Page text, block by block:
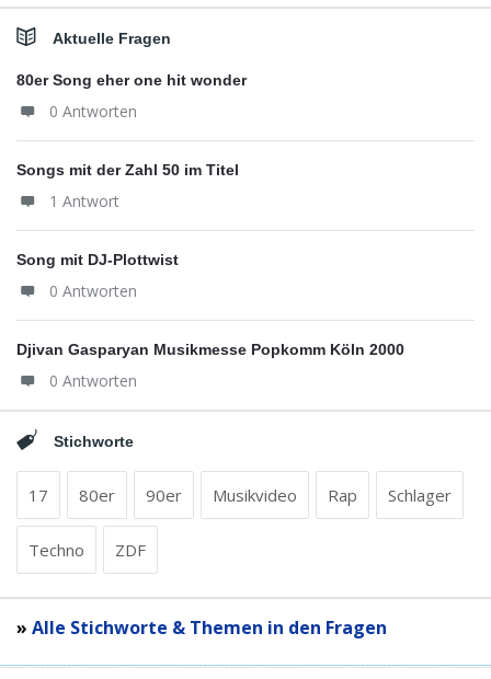
Aktuelle Fragen
80er Song eher one hit wonder
0 Antworten
Songs mit der Zahl 50 im Titel
1 Antwort
Song mit DJ-Plottwist
0 Antworten
Djivan Gasparyan Musikmesse Popkomm Köln 2000
0 Antworten
Stichworte
17 80er 90er Musikvideo Rap Schlager
Techno ZDF
» Alle Stichworte & Themen in den Fragen